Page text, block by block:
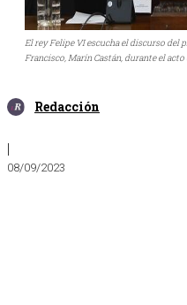
El rey Felipe VI escucha el discurso
Francisco, Marín Castán, durante el
Redacción
|
08/09/2023